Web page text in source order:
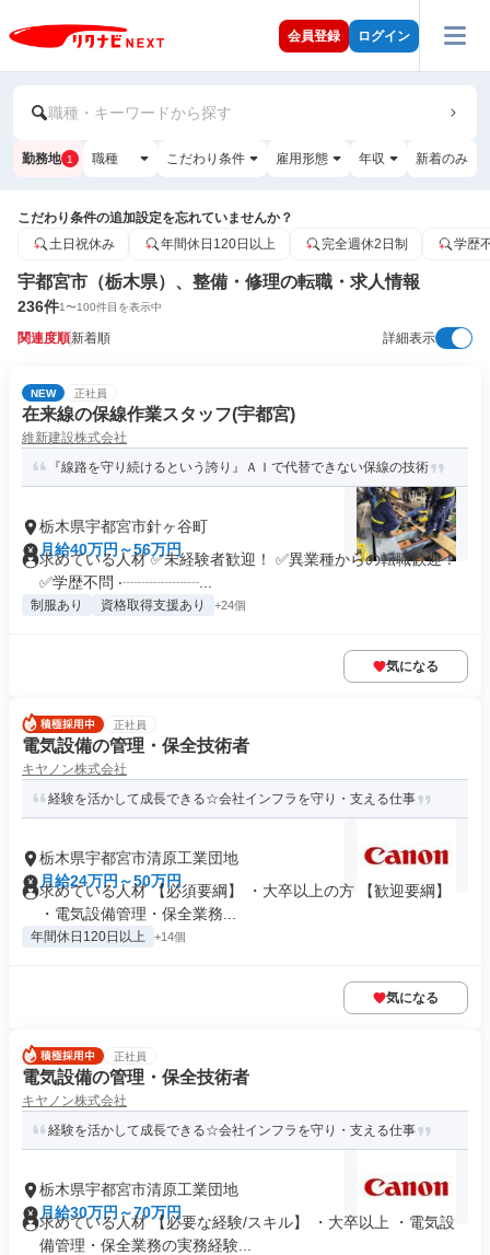
会員登録 ログイン
職種・キーワードから探す
勤務地 1 職種 こだわり条件 雇用形態 年収 新着のみ
こだわり条件の追加設定を忘れていませんか？
土日祝休み
年間休日120日以上 完全週休2日制 学歴
宇都宮市（栃木県）、整備・修理の転職・求人情報
236件1〜100件目を表示中
関連度順新着順 詳細表示
NEW 正社員
在来線の保線作業スタッフ(宇都宮)
維新建設株式会社
『線路を守り続けるという誇り』ＡＩで代替できない保線の技術
栃木県宇都宮市針ヶ谷町
月給40万円～56万円
求めている人材 ✅未経験者歓迎！ ✅異業種からの転職歓迎！
✅学歴不問 ‧┈┈┈┈┈...
制服あり 資格取得支援あり +24個
気になる
正社員
電気設備の管理・保全技術者
キヤノン株式会社
経験を活かして成長できる☆会社インフラを守り・支える仕事
栃木県宇都宮市清原工業団地
月給24万円～50万円
求めている人材 【必須要綱】 ・大卒以上の方 【歓迎要綱】
・電気設備管理・保全業務...
年間休日120日以上 +14個
気になる
正社員
電気設備の管理・保全技術者
キヤノン株式会社
経験を活かして成長できる☆会社インフラを守り・支える仕事
栃木県宇都宮市清原工業団地
月給30万円～70万円
求めている人材 【必要な経験/スキル】 ・大卒以上 ・電気設
備管理・保全業務の実務経験...